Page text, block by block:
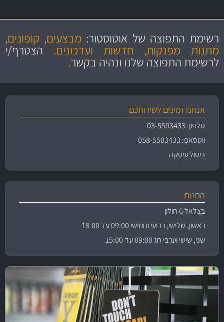
מקצועיות
ושירות מצויין
מחירים
הוגנים
והיצע מוצרים איכותירשימת התפוצה של אוטוסטור: מבצעים, קופונים,
מתנות מפנקות, חדשות ועדכונים.הצטרף/י
לרשימת התפוצה שלנו ונהיה בקשר.
אנחנו זמינים לשירותכם
טלפון: 03-5503433
ווטסאפ: 058-5503433
ביטול עיסקה
החנות
בצלאל 6 חולון
ראשון, שלישי, רביעי וחמישי 09:00 עד 18:00
שני, שישי וערבי חג 09:00 עד 15:00